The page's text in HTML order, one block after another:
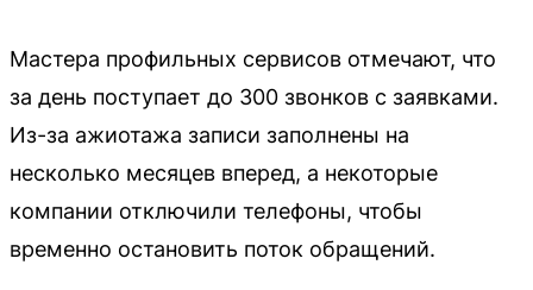
Мастера профильных сервисов отмечают, что
за день поступает до 300 звонков с заявками.
Из-за ажиотажа записи заполнены на
несколько месяцев вперед, а некоторые
компании отключили телефоны, чтобы
временно остановить поток обращений.